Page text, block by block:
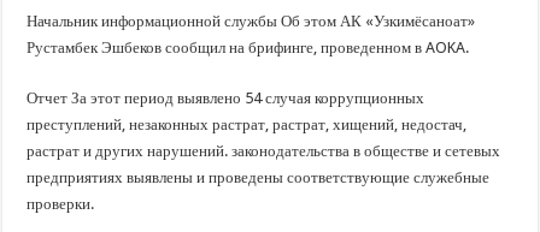
Начальник информационной службы Об этом АК «Узкимёсаноат»
Рустамбек Эшбеков сообщил на брифинге, проведенном в AOKA.
Отчет За этот период выявлено 54 случая коррупционных
преступлений, незаконных растрат, растрат, хищений, недостач,
растрат и других нарушений. законодательства в обществе и сетевых
предприятиях выявлены и проведены соответствующие служебные
проверки.